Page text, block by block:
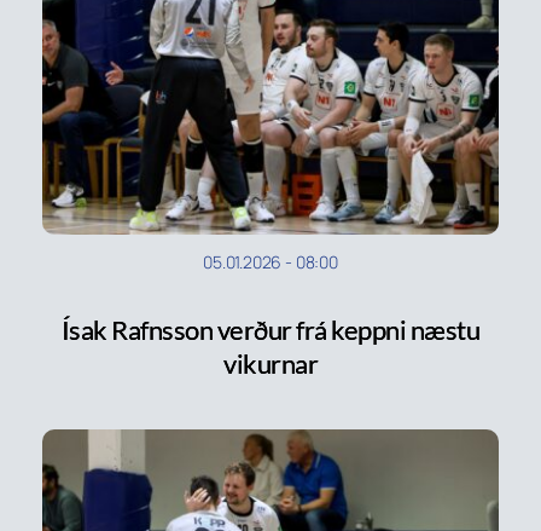
05.01.2026 - 08:00
Ísak Rafnsson verður frá keppni næstu
vikurnar